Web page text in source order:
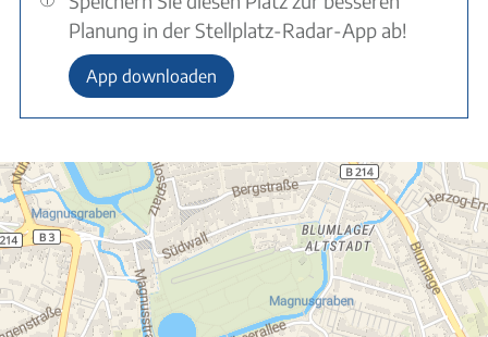
Planung in der Stellplatz-Radar-App ab!
App downloaden